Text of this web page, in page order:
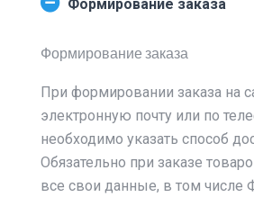
Формирование заказа
Формирование заказа
При формировании заказа на
электронную почту или по
необходимо указать способ
Обязательно при заказе
все свои данные, в том